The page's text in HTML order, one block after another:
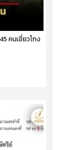
คนเอี่ยวโกง